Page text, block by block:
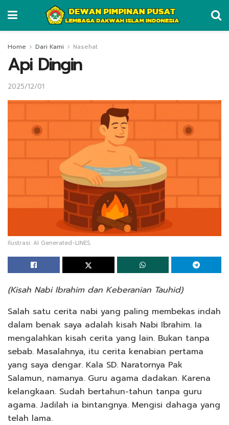
Home Dari Kami Nasehat
Api Dingin
2025/12/01
Ilustrasi: AI Generated-LINES.
(Kisah Nabi Ibrahim dan Keberanian Tauhid)
Salah satu cerita nabi yang paling membekas indah
dalam benak saya adalah kisah Nabi Ibrahim. Ia
mengalahkan kisah cerita yang lain. Bukan tanpa
sebab. Masalahnya, itu cerita kenabian pertama
yang saya dengar. Kala SD. Naratornya Pak
Salamun, namanya. Guru agama dadakan. Karena
kelangkaan. Sudah bertahun-tahun tanpa guru
agama. Jadilah ia bintangnya. Mengisi dahaga yang
telah lama.